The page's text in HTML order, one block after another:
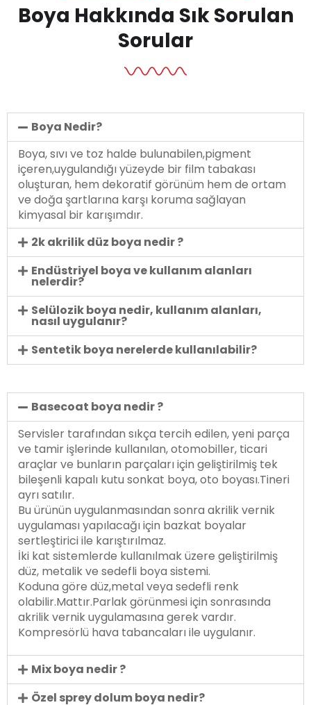
Boya Hakkında Sık Sorulan
Sorular
Boya Nedir?
Boya, sıvı ve toz halde bulunabilen,pigment
içeren,uygulandığı yüzeyde bir film tabakası
oluşturan, hem dekoratif görünüm hem de ortam
ve doğa şartlarına karşı koruma sağlayan
kimyasal bir karışımdır.
2k akrilik düz boya nedir ?
Endüstriyel boya ve kullanım alanları
nelerdir?
Selülozik boya nedir, kullanım alanları,
nasıl uygulanır?
Sentetik boya nerelerde kullanılabilir?
Basecoat boya nedir ?
Servisler tarafından sıkça tercih edilen, yeni parça
ve tamir işlerinde kullanılan, otomobiller, ticari
araçlar ve bunların parçaları için geliştirilmiş tek
bileşenli kapalı kutu sonkat boya, oto boyası.Tineri
ayrı satılır.
Bu ürünün uygulanmasından sonra akrilik vernik
uygulaması yapılacağı için bazkat boyalar
sertleştirici ile karıştırılmaz.
İki kat sistemlerde kullanılmak üzere geliştirilmiş
düz, metalik ve sedefli boya sistemi.
Koduna göre düz,metal veya sedefli renk
olabilir.Mattır.Parlak görünmesi için sonrasında
akrilik vernik uygulamasına gerek vardır.
Kompresörlü hava tabancaları ile uygulanır.
Mix boya nedir ?
Özel sprey dolum boya nedir?